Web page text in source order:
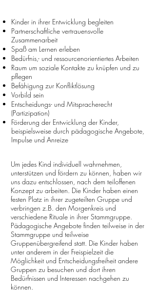
Kinder in ihrer Entwicklung begleiten
Partnerschaftliche vertrauensvolle
Zusammenarbeit
Spaß am Lernen erleben
Bedürfnis,- und ressourcenorientiertes Arbeiten
Raum um soziale Kontakte zu knüpfen und zu
pflegen
Befähigung zur Konfliktlösung
Vorbild sein
Entscheidungs- und Mitspracherecht
(Partizipation)
Förderung der Entwicklung der Kinder,
beispielsweise durch pädagogische Angebote,
Impulse und Anreize
Um jedes Kind individuell wahrnehmen,
unterstützen und fördern zu können, haben wir
uns dazu entschlossen, nach dem teiloffenen
Konzept zu arbeiten. Die Kinder haben einen
festen Platz in ihrer zugeteilten Gruppe und
verbringen z.B. den Morgenkreis und
verschiedene Rituale in ihrer Stammgruppe.
Pädagogische Angebote finden teilweise in der
Stammgruppe und teilweise
Gruppenübergreifend statt. Die Kinder haben
unter anderem in der Freispielzeit die
Möglichkeit und Entscheidungsfreiheit andere
Gruppen zu besuchen und dort ihren
Bedürfnissen und Interessen nachgehen zu
können.